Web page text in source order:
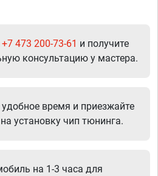
+7 473 200-73-61 и получите
консультацию у мастера.
время и приезжайте
установку чип тюнинга.
на 1-3 часа для